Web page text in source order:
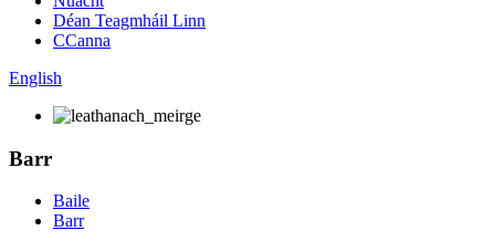
Déan Teagmháil Linn
CCanna
English
Barr
Baile
Barr